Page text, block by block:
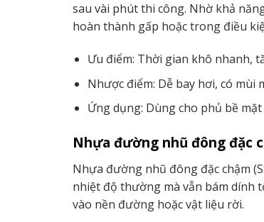
sau vài phút thi công. Nhờ khả
hoàn thành gấp hoặc trong điều
Ưu điểm: Thời gian khô nhanh,
Nhược điểm: Dễ bay hơi, có mùi
Ứng dụng: Dùng cho phủ bề
Nhựa đường nhũ đông đặc
Nhựa đường nhũ đông đặc chậm
nhiệt độ thường mà vẫn bám dính
vào nền đường hoặc vật liệu rời.